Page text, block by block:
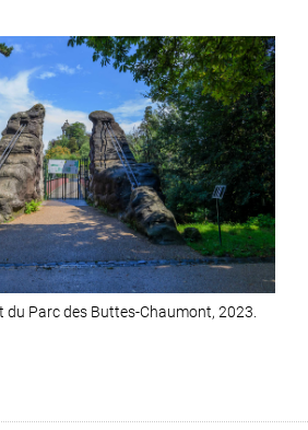
du Parc des Buttes-Chaumont, 2023.